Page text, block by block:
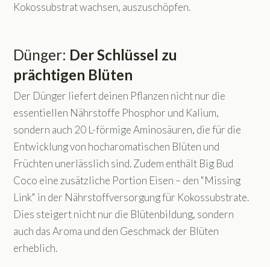
Kokossubstrat wachsen, auszuschöpfen.
Dünger: Der Schlüssel zu
prächtigen Blüten
Der Dünger liefert deinen Pflanzen nicht nur die
essentiellen Nährstoffe Phosphor und Kalium,
sondern auch 20 L-förmige Aminosäuren, die für die
Entwicklung von hocharomatischen Blüten und
Früchten unerlässlich sind. Zudem enthält Big Bud
Coco eine zusätzliche Portion Eisen – den "Missing
Link" in der Nährstoffversorgung für Kokossubstrate.
Dies steigert nicht nur die Blütenbildung, sondern
auch das Aroma und den Geschmack der Blüten
erheblich.